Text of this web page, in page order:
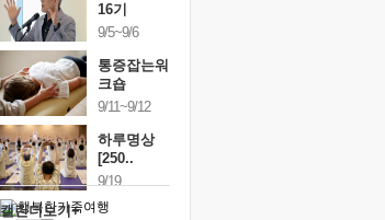
16기
9/5~9/6
통증잡는워
크숍
9/11~9/12
하루명상
[250..
9/19
캘린더보기+